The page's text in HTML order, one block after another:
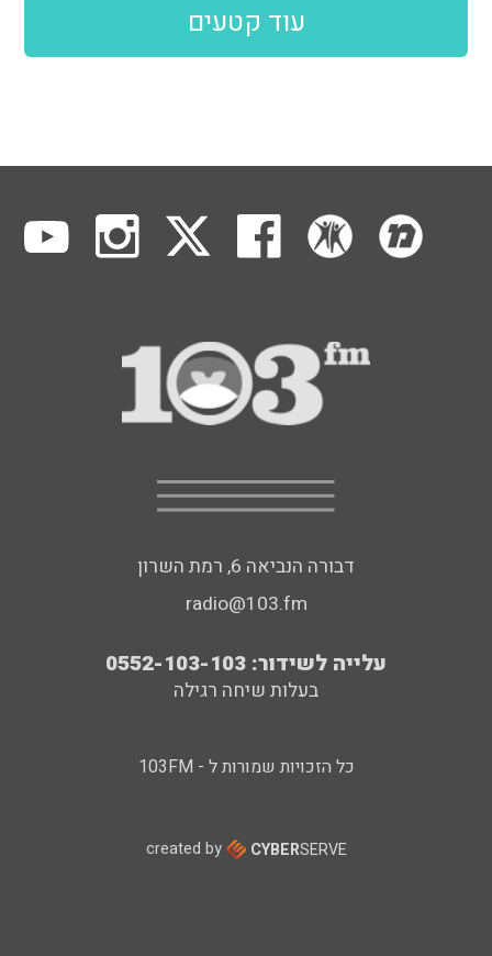
עוד קטעים
דבורה הנביאה 6, רמת השרון
radio@103.fm
עלייה לשידור: 0552-103-103
בעלות שיחה רגילה
כל הזכויות שמורות ל - 103FM
created by CYBERSERVE